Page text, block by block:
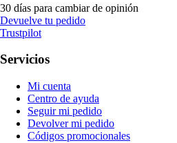
30 días para cambiar de opinión
Devuelve tu pedido
Trustpilot
Servicios
Mi cuenta
Centro de ayuda
Seguir mi pedido
Devolver mi pedido
Códigos promocionales